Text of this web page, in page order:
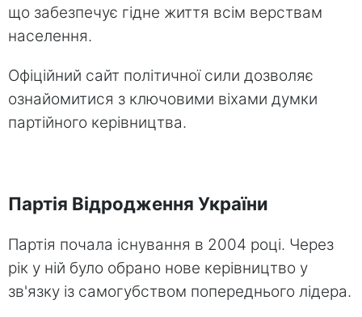
що забезпечує гідне життя всім верствам
населення.
Офіційний сайт політичної сили дозволяє
ознайомитися з ключовими віхами думки
партійного керівництва.
Партія Відродження України
Партія почала існування в 2004 році. Через
рік у ній було обрано нове керівництво у
зв'язку із самогубством попереднього лідера.